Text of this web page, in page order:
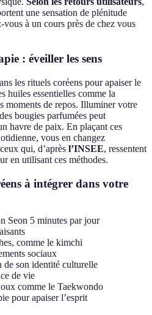
une sensation de plénitude
vous à un cours près de chez vous
: éveiller les sens
les rituels coréens pour apaiser le
huiles essentielles comme la
moments de repos. Illuminer votre
bougies parfumées peut
havre de paix. En plaçant ces
vous en changez
qui, d’après l’INSEE, ressentent
en utilisant ces méthodes.
à intégrer dans votre
Seon 5 minutes par jour
comme le kimchi
sociaux
de son identité culturelle
de vie
comme le Taekwondo
pour apaiser l’esprit